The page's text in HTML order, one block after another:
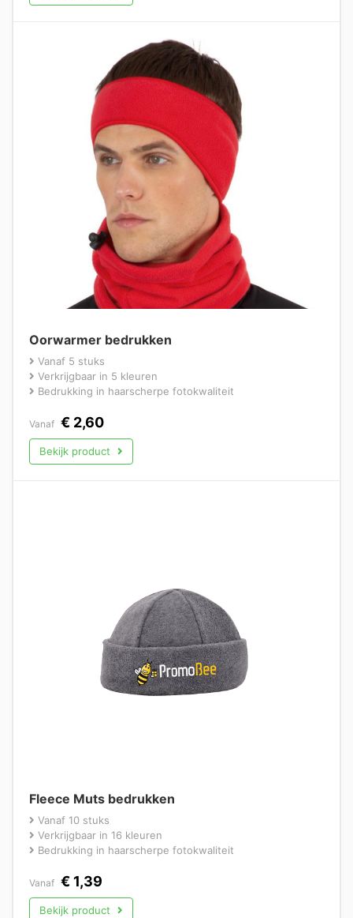
Oorwarmer bedrukken
Vanaf 5 stuks
Verkrijgbaar in 5 kleuren
Bedrukking in haarscherpe fotokwaliteit
Vanaf € 2,60
Bekijk product
Fleece Muts bedrukken
Vanaf 10 stuks
Verkrijgbaar in 16 kleuren
Bedrukking in haarscherpe fotokwaliteit
Vanaf € 1,39
Bekijk product